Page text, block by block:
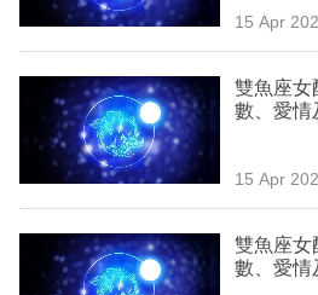
科
技
職
場
生
時
15 Apr
雙魚座女
數、愛情
15 Apr
雙魚座女
數、愛情